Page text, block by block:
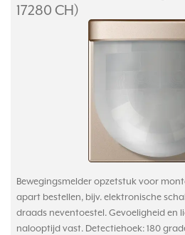
17280 CH)
Bewegingsmelder opzetstuk voor
apart bestellen, bijv. elektronische
draads neventoestel. Gevoeligheid en
nalooptijd vast. Detectiehoek: 180